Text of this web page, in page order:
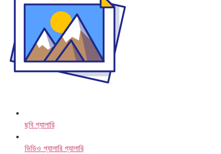
ছবি গ্যালারি
ভিডিও গ্যালারি গ্যালারি